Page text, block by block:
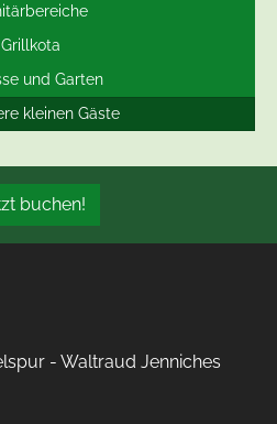
Grillkota
und Garten
kleinen Gäste
buchen!
- Waltraud Jenniches